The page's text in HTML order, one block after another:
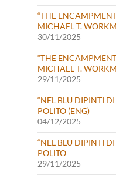
“THE
MICHAEL T.
30/11/2025
“THE
MICHAEL T.
29/11/2025
“NEL BLU DIPINTI DI
POLITO (ENG)
04/12/2025
“NEL BLU DIPINTI DI
POLITO
29/11/2025